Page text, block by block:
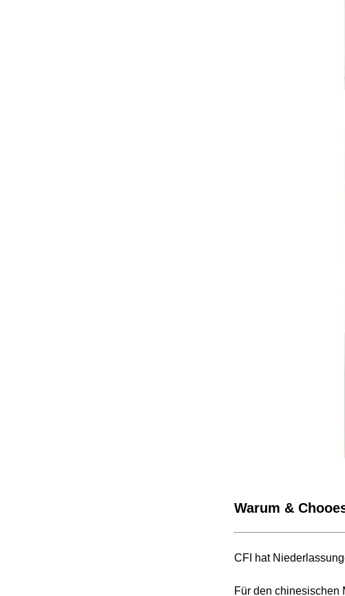
Warum &
CFI hat
Für den chinesischen